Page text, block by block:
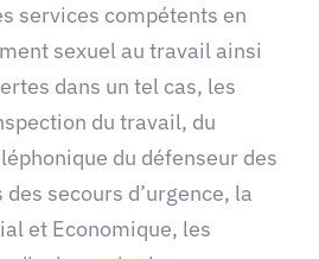
services compétents en
sexuel au travail ainsi
dans un tel cas, les
du travail, du
du défenseur des
secours d’urgence, la
et Economique, les